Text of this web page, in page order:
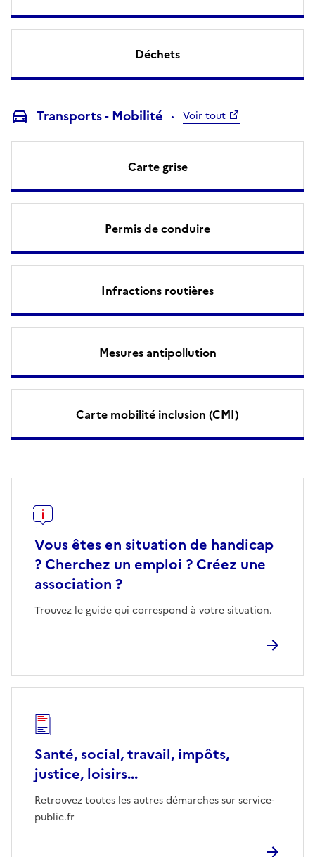
Déchets
Transports - Mobilité Voir tout
Carte grise
Permis de conduire
Infractions routières
Mesures antipollution
Carte mobilité inclusion (CMI)
Vous êtes en situation de handicap
? Cherchez un emploi ? Créez une
association ?
Trouvez le guide qui correspond à votre situation.
Santé, social, travail, impôts,
justice, loisirs...
Retrouvez toutes les autres démarches sur service-
public.fr